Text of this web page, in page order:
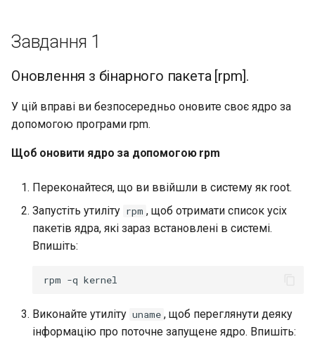
Завдання 1
Оновлення з бінарного пакета [rpm].
У цій вправі ви безпосередньо оновите своє ядро за
допомогою програми rpm.
Щоб оновити ядро за допомогою rpm
Переконайтеся, що ви ввійшли в систему як root.
Запустіть утиліту rpm , щоб отримати список усіх
пакетів ядра, які зараз встановлені в системі.
Впишіть:
rpm -q
Виконайте утиліту uname , щоб переглянути деяку
інформацію про поточне запущене ядро. Впишіть: